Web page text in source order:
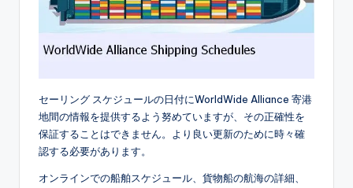
セーリング スケジュールの日付にWorldWide Alliance 寄港
地間の情報を提供するよう努めていますが、その正確性を
保証することはできません。より良い更新のために時々確
認する必要があります。
オンラインでの船舶スケジュール、貨物船の航海の詳細、